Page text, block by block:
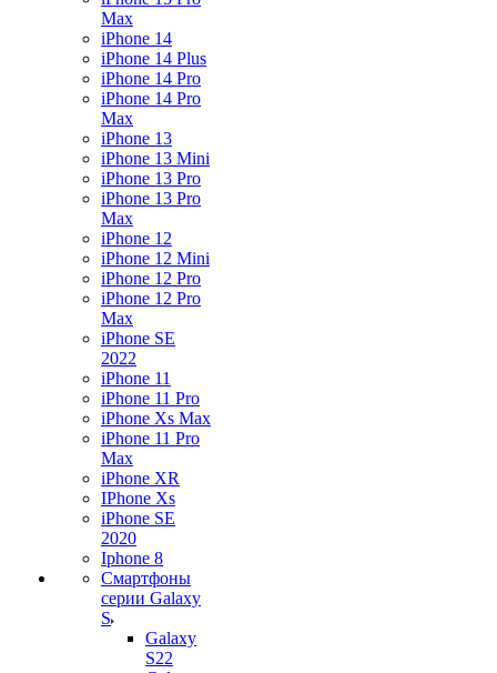
Max
iPhone 14
iPhone 14 Plus
iPhone 14 Pro
iPhone 14 Pro
Max
iPhone 13
iPhone 13 Mini
iPhone 13 Pro
iPhone 13 Pro
Max
iPhone 12
iPhone 12 Mini
iPhone 12 Pro
iPhone 12 Pro
Max
iPhone SE
2022
iPhone 11
iPhone 11 Pro
iPhone Xs Max
iPhone 11 Pro
Max
iPhone XR
IPhone Xs
iPhone SE
2020
Iphone 8
Смартфоны
серии Galaxy
S
Galaxy
S22